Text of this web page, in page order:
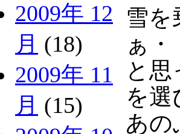
2009年 12
月 (18)
2009年 11
月 (15)
雪を
ぁ・
と
を選
あ